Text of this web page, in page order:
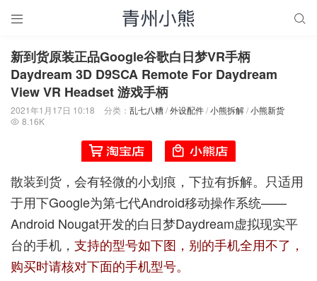
 
新到货原装正品Google谷歌白日梦VR手柄
Daydream 3D D9SCA Remote For Daydream
View VR Headset 游戏手柄
2021年1月17日 10:18 分类： 乱七八糟/外设配件/小熊拆解/小熊新货
 8.16K
散装到货，会有轻微的小划痕，下拉有拆解。只适用
于用下Google为第七代Android移动操作系统——
Android Nougat开发的白日梦Daydream虚拟现实平
台的手机， 支持的型号如下图，别的手机全用不了，
购买时请核对下面的手机型号。